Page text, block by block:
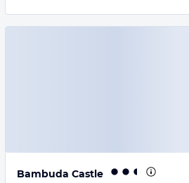
Bambuda Castle